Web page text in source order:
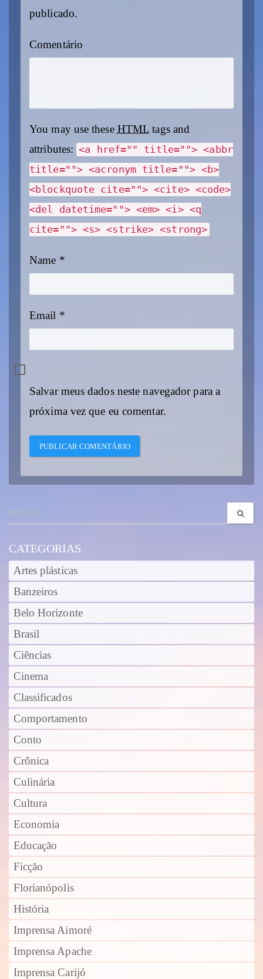
publicado.
Comentário
You may use these HTML tags and
attributes: <a href="" title=""> <abbr
title=""> <acronym title=""> <b>
<blockquote cite=""> <cite> <code>
<del datetime=""> <em> <i> <q
cite=""> <s> <strike> <strong>
Name *
Email *
Salvar meus dados neste navegador para a
próxima vez que eu comentar.
CATEGORIAS
Artes plásticas
Banzeiros
Belo Horizonte
Brasil
Ciências
Cinema
Classificados
Comportamento
Conto
Crônica
Culinária
Cultura
Economia
Educação
Ficção
Florianópolis
História
Imprensa Aimoré
Imprensa Apache
Imprensa Carijó